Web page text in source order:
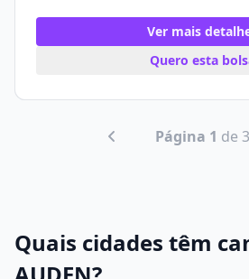
Ver mais
Quero esta
Página 1 de 3
Quais cidades têm